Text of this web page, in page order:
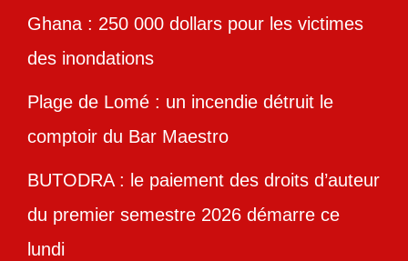
Ghana : 250 000 dollars pour les victimes
des inondations
Plage de Lomé : un incendie détruit le
comptoir du Bar Maestro
BUTODRA : le paiement des droits d’auteur
du premier semestre 2026 démarre ce
lundi